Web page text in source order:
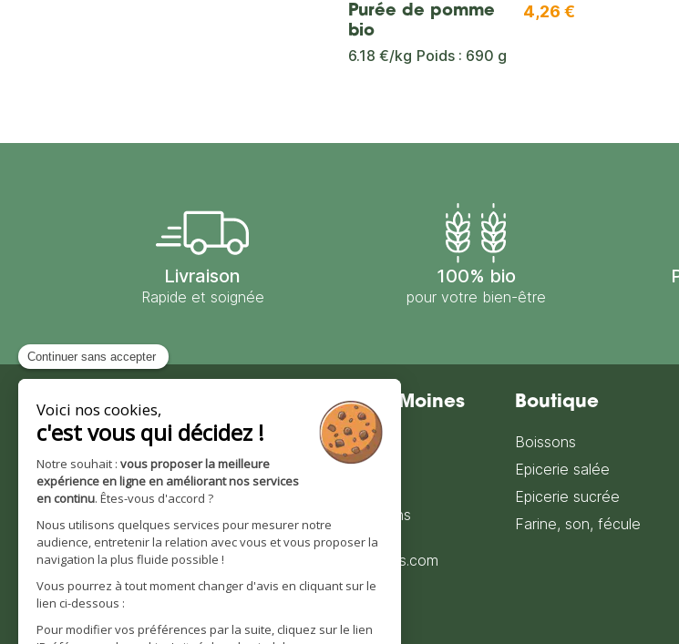
Purée de pomme
bio
4,26 €
6.18 €/kg Poids : 690 g
Livraison
Rapide et soignée
100% bio
pour votre bien-être
Contact
Moulin des Moines
101 route de Wingersheim
67170 Krautwiller
0390291193
Nous contacter
Horaires d'ouverture :
Lundi - Vendredi
8h30 à 12h | 14h à 16h30
Moulin des Moines
Notre société
Nos valeurs et
engagements
Nos certifications
Bienvenue sur
moulindesmoines.com
Notre histoire
Boutique
Boissons
Epicerie salée
Epicerie sucrée
Farine, son, fécule